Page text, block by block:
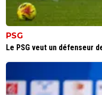
PSG
Le PSG veut un défenseur